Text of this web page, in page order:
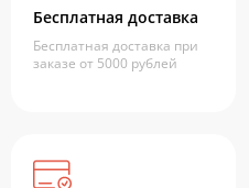
Бесплатная доставка
Бесплатная доставка при
заказе от 5000 рублей